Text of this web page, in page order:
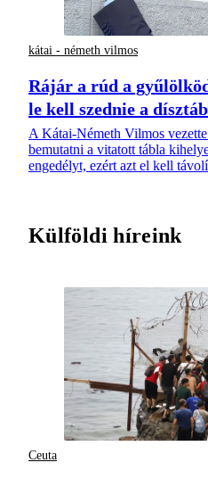
kátai - németh vilmos
Rájár a rúd a
le kell szednie a
A Kátai-Németh Vilmos
bemutatni a vitatott tábla
engedélyt, ezért azt el kell
Külföldi híreink
Ceuta